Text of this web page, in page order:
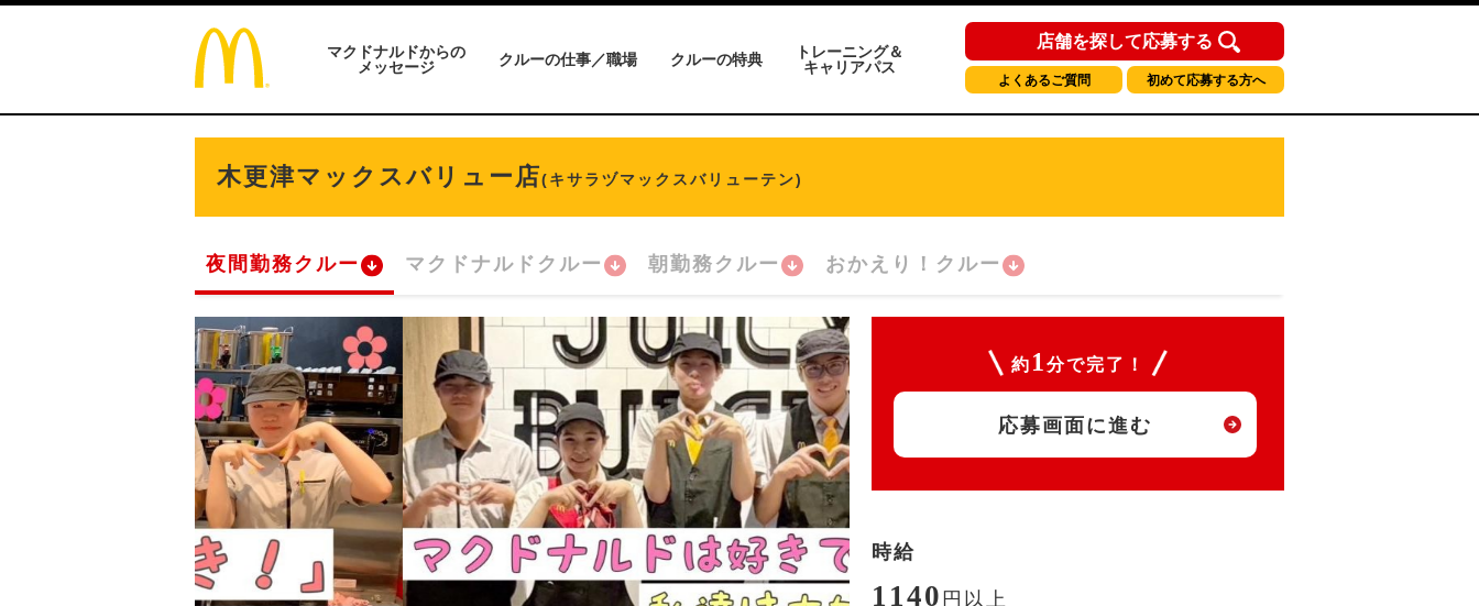
マクドナルドからの
メッセージ
クルーの仕事／職場 クルーの特典
トレーニング＆
キャリアパス
店舗を探して応募する
よくあるご質問 初めて応募する方へ
木更津マックスバリュー店(キサラヅマックスバリューテン)
夜間勤務クルー マクドナルドクルー 朝勤務クルー おかえり！クルー
約 1 分で完了！
応募画面に進む
時給
1140 円 以上